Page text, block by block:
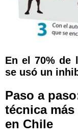
En el 70% de
se usó un
Paso a
técnica
en Chile